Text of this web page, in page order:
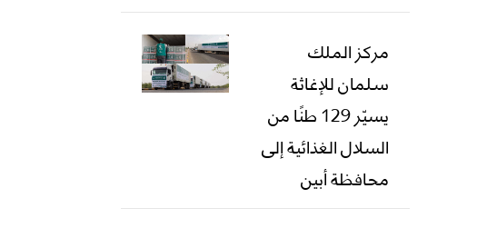
مركز الملك
سلمان للإغاثة
يسيّر 129 طنًا من
السلال الغذائية إلى
محافظة أبين